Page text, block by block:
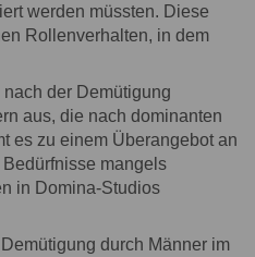
werden müssten. Diese
Rollenverhalten, in dem
nach der Demütigung
aus, die nach dominanten
es zu einem Überangebot an
mangels
in Domina-Studios
durch Männer im